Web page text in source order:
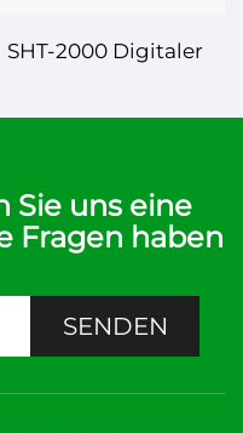
SHT-2000 Digitaler
–
verschiedene
Anwendungen
Sie uns eine
Fragen haben
SENDEN